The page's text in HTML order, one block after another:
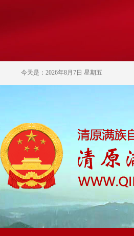
今天是：2026年8月7日 星期五